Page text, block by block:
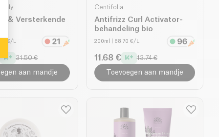
loly
& Versterkende
€/L
31.50 €
aan mandje
Centifolia
Antifrizz Curl Activator-
behandeling bio
200ml | 68.70 €/L
11.68 € 13.74 €
Toevoegen aan mandje